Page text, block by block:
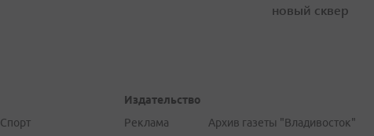
новый сквер
Спорт
Издательство
Реклама
Архив газеты "Владивосток"